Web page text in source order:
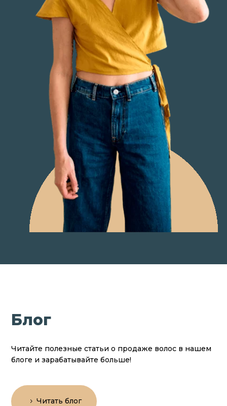
Блог
Читайте полезные статьи о продаже волос в нашем
блоге и зарабатывайте больше!
Читать блог